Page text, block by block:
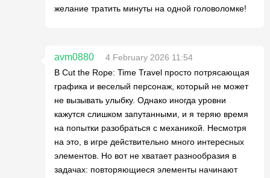
желание тратить минуты на одной головоломке!
avm0880
4 February 2026 11:54
В Cut the Rope: Time Travel просто потрясающая
графика и веселый персонаж, который не может
не вызывать улыбку. Однако иногда уровни
кажутся слишком запутанными, и я теряю время
на попытки разобраться с механикой. Несмотря
на это, в игре действительно много интересных
элементов. Но вот не хватает разнообразия в
задачах: повторяющиеся элементы начинают